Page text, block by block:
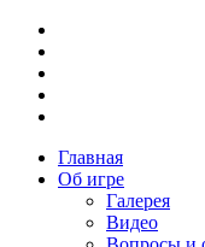
Главная
Об игре
Галерея
Видео